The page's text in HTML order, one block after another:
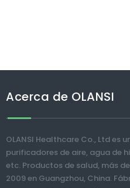
Acerca de OLANSI
OLANSI Healthcare Co., Ltd es
purificadores de aire, agua de
etc. Productos de salud, más
2009 en Guangzhou, China.